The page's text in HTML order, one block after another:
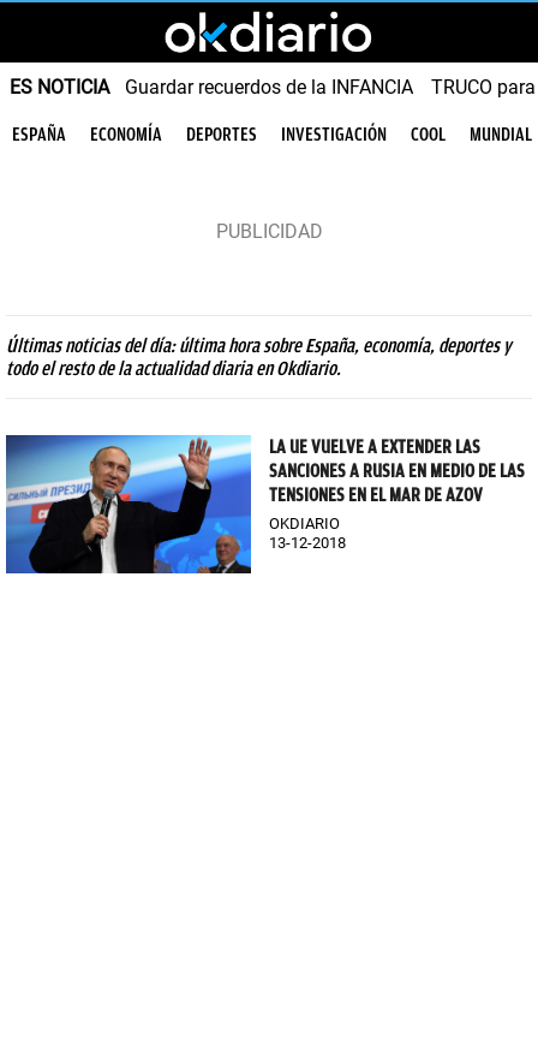
ES NOTICIA Guardar recuerdos de la INFANCIA TRUCO
ESPAÑA ECONOMÍA DEPORTES INVESTIGACIÓN COOL MUNDIAL
Últimas noticias del día: última hora sobre España, economía, deportes y
todo el resto de la actualidad diaria en Okdiario.
LA UE VUELVE A EXTENDER LAS
SANCIONES A RUSIA EN MEDIO DE LAS
TENSIONES EN EL MAR DE AZOV
OKDIARIO
13-12-2018